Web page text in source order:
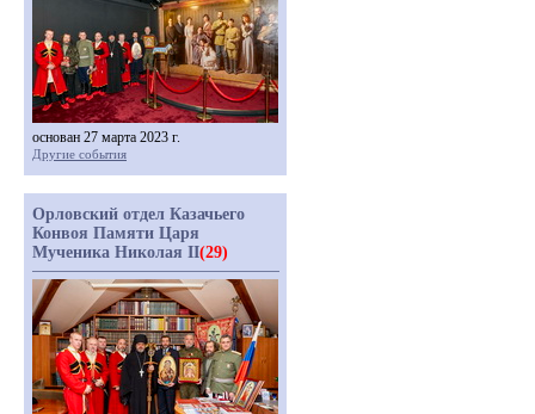
основан 27 марта 2023 г.
Другие события
Орловский отдел Казачьего
Конвоя Памяти Царя
Мученика Николая II(29)